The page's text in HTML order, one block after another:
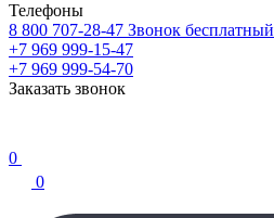
Телефоны
8 800 707-28-47 Звонок бесплатный
+7 969 999-15-47
+7 969 999-54-70
Заказать звонок
0
0